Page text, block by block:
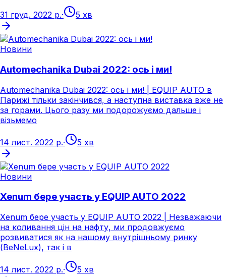
31 груд. 2022 р.· 5 хв
Новини
Automechanika Dubai 2022: ось і ми!
Automechanika Dubai 2022: ось і ми! | EQUIP AUTO в
Парижі тільки закінчився, а наступна виставка вже не
за горами. Цього разу ми подорожуємо дальше і
візьмемо
14 лист. 2022 р.· 5 хв
Новини
Xenum бере участь у EQUIP AUTO 2022
Xenum бере участь у EQUIP AUTO 2022 | Незважаючи
на коливання цін на нафту, ми продовжуємо
розвиватися як на нашому внутрішньому ринку
(BeNeLux), так і в
14 лист. 2022 р.· 5 хв